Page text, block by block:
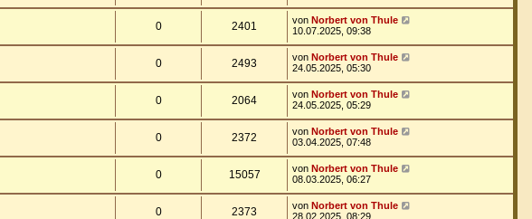
0 2401 von Norbert von Thule
10.07.2025, 09:38
0 2493 von Norbert von Thule
24.05.2025, 05:30
0 2064 von Norbert von Thule
24.05.2025, 05:29
0 2372 von Norbert von Thule
03.04.2025, 07:48
0 15057 von Norbert von Thule
08.03.2025, 06:27
0 2373 von Norbert von Thule
28.02.2025, 08:29